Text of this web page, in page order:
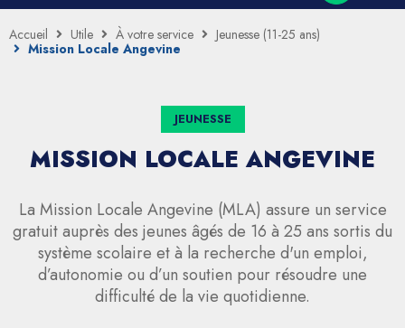
Accueil Utile À votre service
Jeunesse (11-25 ans)
Mission Locale Angevine
JEUNESSE
MISSION LOCALE ANGEVINE
La Mission Locale Angevine (MLA) assure un service
gratuit auprès des jeunes âgés de 16 à 25 ans sortis du
système scolaire et à la recherche d'un emploi,
d’autonomie ou d’un soutien pour résoudre une
difficulté de la vie quotidienne.